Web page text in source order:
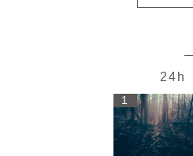
24h
1